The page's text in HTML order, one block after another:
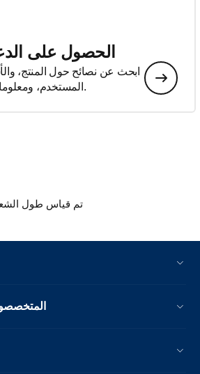
الحصول على
ابحث عن نصائح حول المنتج،
المستخدم، ومعلومات السلامة والامتثال.
تم قياس طول الشعاع